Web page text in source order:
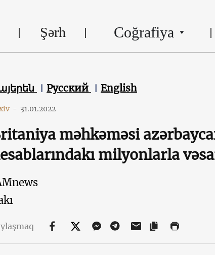
Şərh Coğrafiya
Русский English
- 31.01.2022
məhkəməsi
milyonlarla